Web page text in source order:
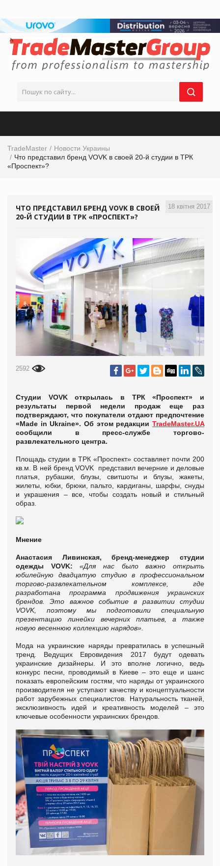
TradeMaster
Новости Украины
Что представил бренд VOVK в своей 20-й студии в ТРК
«Проспект»?
18 квітня 2017
ЧТО ПРЕДСТАВИЛ БРЕНД VOVK В СВОЕЙ
20-Й СТУДИИ В ТРК «ПРОСПЕКТ»?
2592
Студии VOVK открылась в ТРК «Проспект» и
результаты первой недели продаж еще раз
подтверждают, что покупатели отдают предпочтение
«Made in Ukraine». Об этом редакции TradeMaster.UA
сообщили в пресс-службе торгово-
развлекательного центра.
Площадь студии в ТРК «Проспект» составляет почти 200
кв.м. В ней бренд VOVK представил вечерние и деловые
платья, рубашки, блузы, свитшоты и блузы, жакеты,
жилеты, юбки, брюки, пальто, кардиганы, шарфы, снуды
и украшения – все, чтобы создать новый и стильный
образ.
Мнение
Анастасия Ливинская, бренд-менеджер студии
одежды VOVK:
«Для нас было важно открыть
юбилейную двадцатую студию в профессиональном
торгово-развлекательном комплексе, где
разработана программа продвижения украинских
брендов. Это важное событие в развитии студии
VOVK, поэтому мы подготовили специальную
презентацию линейки вечерних платьев, а также
новую весеннюю коллекцию нарядов»
Мода на украинские наряды превратилась в успешный
тренд. Ведущих Евровидения 2017 будут одевать
украинские дизайнеры. И это вполне логично, ведь
конкурс песни, проводимый в Киеве – это еще и шанс
показать европейским гостям, что наряды от украинского
производителя не уступают качеству и концептуальности
работ зарубежных специалистов. Натуральность тканей,
эксклюзивность идей и креативность моделей – это
ключевые особенности украинских брендов.